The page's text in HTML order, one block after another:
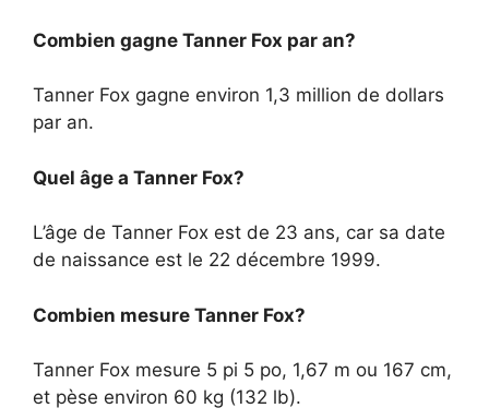
Combien gagne Tanner Fox par an?
Tanner Fox gagne environ 1,3 million de dollars
par an.
Quel âge a Tanner Fox?
L’âge de Tanner Fox est de 23 ans, car sa date
de naissance est le 22 décembre 1999.
Combien mesure Tanner Fox?
Tanner Fox mesure 5 pi 5 po, 1,67 m ou 167 cm,
et pèse environ 60 kg (132 lb).